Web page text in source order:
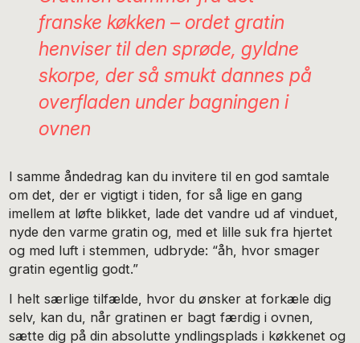
franske køkken – ordet gratin
henviser til den sprøde, gyldne
skorpe, der så smukt dannes på
overfladen under bagningen i
ovnen
I samme åndedrag kan du invitere til en god samtale
om det, der er vigtigt i tiden, for så lige en gang
imellem at løfte blikket, lade det vandre ud af vinduet,
nyde den varme gratin og, med et lille suk fra hjertet
og med luft i stemmen, udbryde: “åh, hvor smager
gratin egentlig godt.”
I helt særlige tilfælde, hvor du ønsker at forkæle dig
selv, kan du, når gratinen er bagt færdig i ovnen,
sætte dig på din absolutte yndlingsplads i køkkenet og